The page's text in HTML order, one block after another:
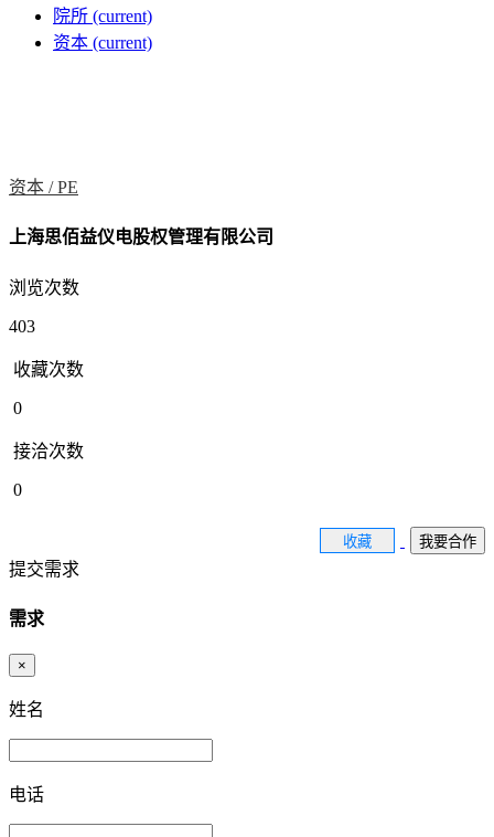
院所 (current)
资本 (current)
资本 /PE
上海思佰益仪电股权管理有限公司
浏览次数
403
收藏次数
0
接洽次数
0
收藏 我要合作
提交需求
需求
×
姓名
电话